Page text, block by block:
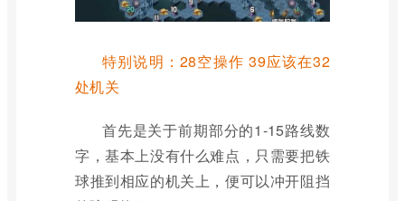
特别说明：28空操作 39应该在32
处机关
首先是关于前期部分的1-15路线数
字，基本上没有什么难点，只需要把铁
球推到相应的机关上，便可以冲开阻挡